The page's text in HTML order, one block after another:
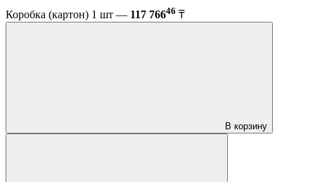
Коробка (картон) 1 шт — 117 76646 ₸
В корзину